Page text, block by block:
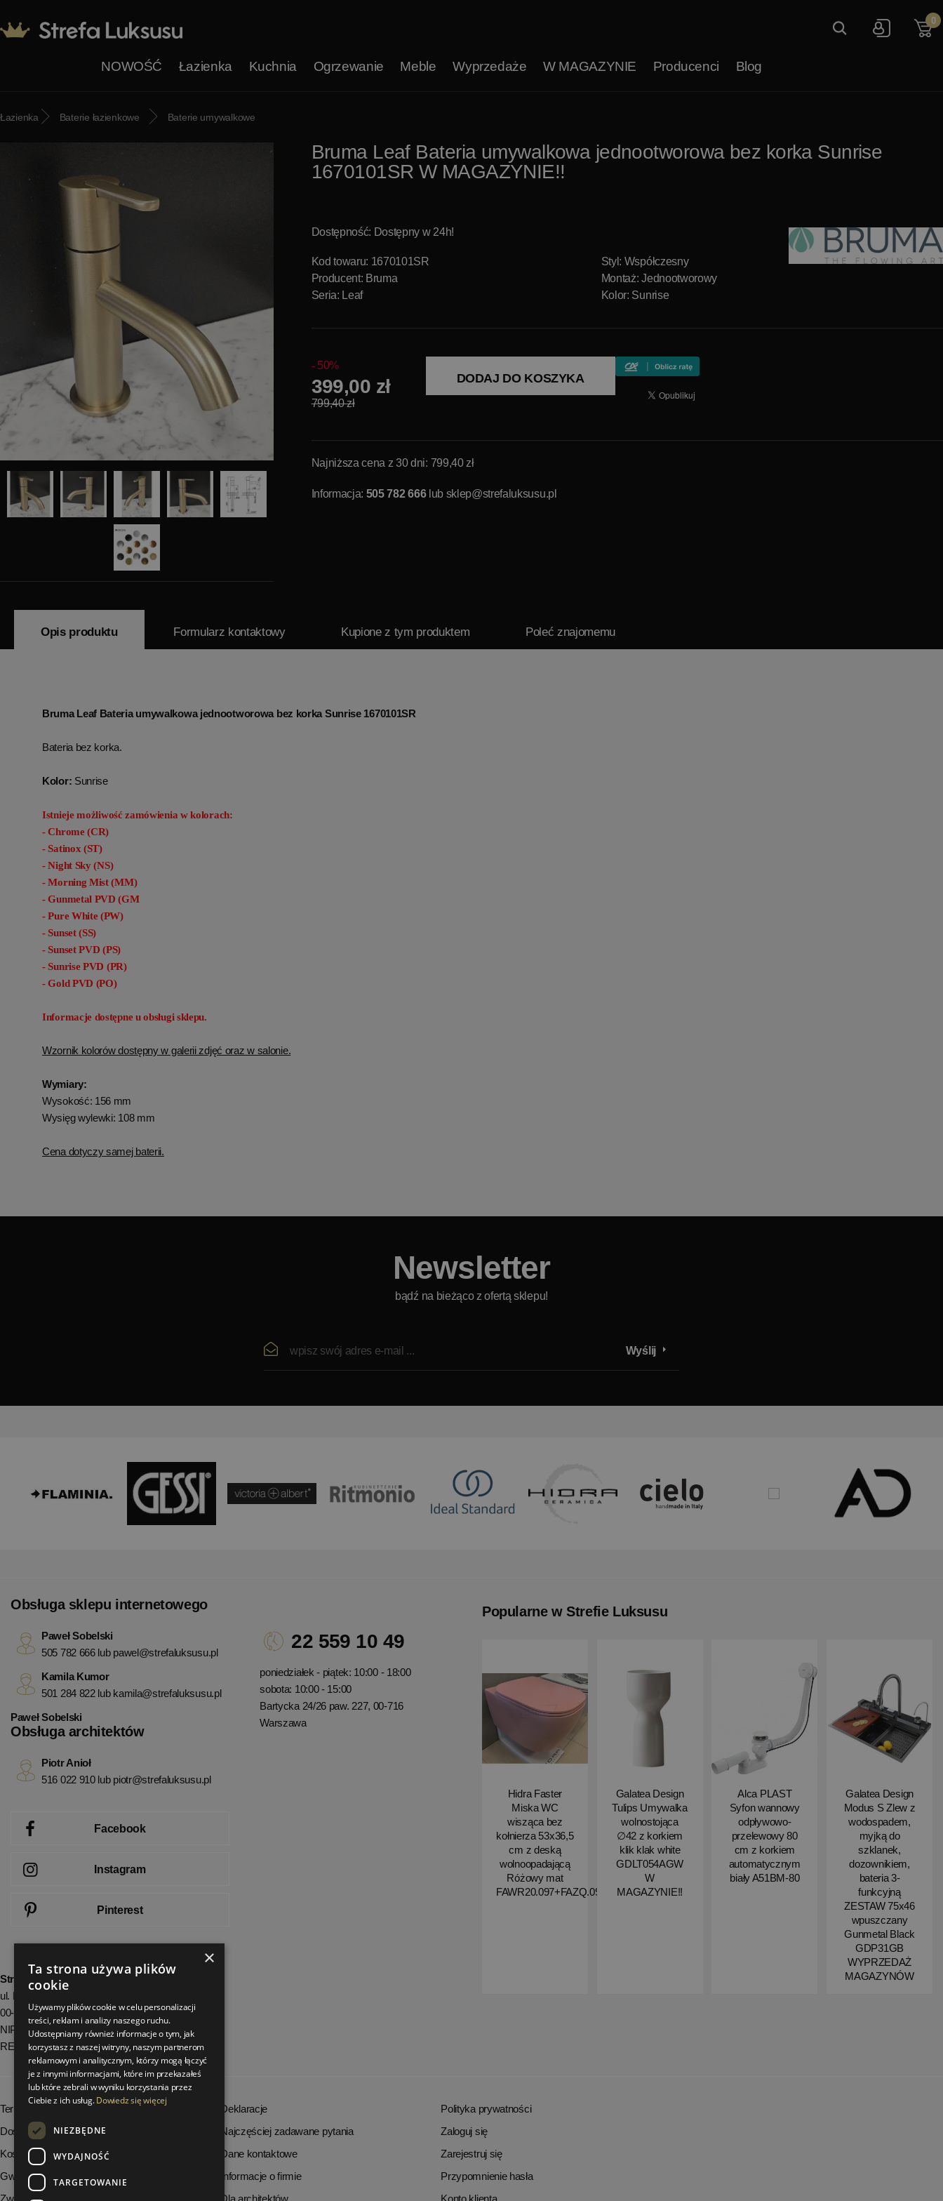
0
NOWOŚĆ Łazienka Kuchnia Ogrzewanie Meble Wyprzedaże W MAGAZYNIE Producenci Blog
Łazienka Baterie łazienkowe Baterie umywalkowe
Bruma Leaf Bateria umywalkowa jednootworowa bez korka Sunrise
1670101SR W MAGAZYNIE!!
Dostępność: Dostępny w 24h!
Kod towaru: 1670101SR
Producent: Bruma
Seria: Leaf
Styl: Współczesny
Montaż: Jednootworowy
Kolor: Sunrise
50%
399,00 zł
799,40 zł
DODAJ DO KOSZYKA
Najniższa cena z 30 dni: 799,40 zł
Informacja: 505 782 666lub sklep@strefaluksusu.pl
Opis produktu Formularz kontaktowy Kupione z tym produktem Poleć znajomemu
Bruma Leaf Bateria umywalkowa jednootworowa bez korka Sunrise 1670101SR
Bateria bez korka.
Kolor: Sunrise
Istnieje możliwość zamówienia w kolorach:
- Chrome (CR)
- Satinox (ST)
- Night Sky (NS)
- Morning Mist (MM)
- Gunmetal PVD (GM
- Pure White (PW)
- Sunset (SS)
- Sunset PVD (PS)
- Sunrise PVD (PR)
- Gold PVD (PO)
Informacje dostępne u obsługi sklepu.
Wzornik kolorów dostępny w galerii zdjęć oraz w salonie.
Wymiary:
Wysokość: 156 mm
Wysięg wylewki: 108 mm
Cena dotyczy samej baterii.
Newsletter
bądź na bieżąco z ofertą sklepu!
Wyślij
Popularne w Strefie Luksusu
Hidra Faster
Miska WC
wisząca bez
kołnierza 53x36,5
cm z deską
wolnoopadającą
Różowy mat
FAWR20.097+FAZQ.097
Galatea Design
Tulips Umywalka
wolnostojąca
∅42 z korkiem
klik klak white
GDLT054AGW
W
MAGAZYNIE!!
Alca PLAST
Syfon wannowy
odpływowo-
przelewowy 80
cm z korkiem
automatycznym
biały A51BM-80
Galatea Design
Modus S Zlew z
wodospadem,
myjką do
szklanek,
dozownikiem,
bateria 3-
funkcyjną
ZESTAW 75x46
wpuszczany
Gunmetal Black
GDP31GB
WYPRZEDAŻ
MAGAZYNÓW
22 559 10 49
poniedziałek - piątek: 10:00 - 18:00
sobota: 10:00 - 15:00
Bartycka 24/26 paw. 227, 00-716
Warszawa
Obsługa sklepu internetowego
Paweł Sobelski
505 782 666 lub pawel@strefaluksusu.pl
Kamila Kumor
501 284 822 lub kamila@strefaluksusu.pl
Paweł Sobelski
Obsługa architektów
Piotr Anioł
516 022 910 lub piotr@strefaluksusu.pl
Facebook
Instagram
Pinterest
StrefaLuksusu.pl
ul. Bartycka 24/26 Pawilon 227
00-716 Warszawa
NIP: 8251972213
REGON: 06035139
Terminy realizacji zamówień
Dostępność produktów
Koszty dostawy
Gwarancja i serwis
Zwrot towaru
Deklaracje
Najczęściej zadawane pytania
Dane kontaktowe
Informacje o firmie
Dla architektów
Polityka prywatności
Zaloguj się
Zarejestruj się
Przypomnienie hasła
Konto klienta
×
Ta strona używa plików
cookie
Używamy plików cookie w celu personalizacji
treści, reklam i analizy naszego ruchu.
Udostępniamy również informacje o tym, jak
korzystasz z naszej witryny, naszym partnerom
reklamowym i analitycznym, którzy mogą łączyć
je z innymi informacjami, które im przekazałeś
lub które zebrali w wyniku korzystania przez
Ciebie z ich usług.Dowiedz się więcej
NIEZBĘDNE
WYDAJNOŚĆ
TARGETOWANIE